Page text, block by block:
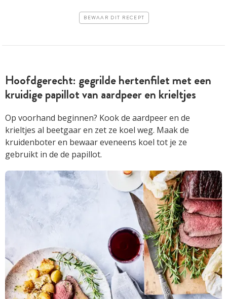
BEWAAR DIT RECEPT
Hoofdgerecht: gegrilde hertenfilet met een
kruidige papillot van aardpeer en krieltjes
Op voorhand beginnen? Kook de aardpeer en de
krieltjes al beetgaar en zet ze koel weg. Maak de
kruidenboter en bewaar eveneens koel tot je ze
gebruikt in de de papillot.